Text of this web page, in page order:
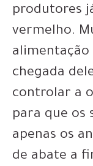
produtores
vermelho.
alimentação
chegada
controlar a
para que os
apenas os
de abate a